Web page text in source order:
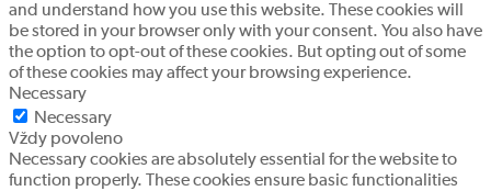
and understand how you use this website. These cookies will
be stored in your browser only with your consent. You also have
the option to opt-out of these cookies. But opting out of some
of these cookies may affect your browsing experience.
Necessary
Necessary
Vždy povoleno
Necessary cookies are absolutely essential for the website to
function properly. These cookies ensure basic functionalities